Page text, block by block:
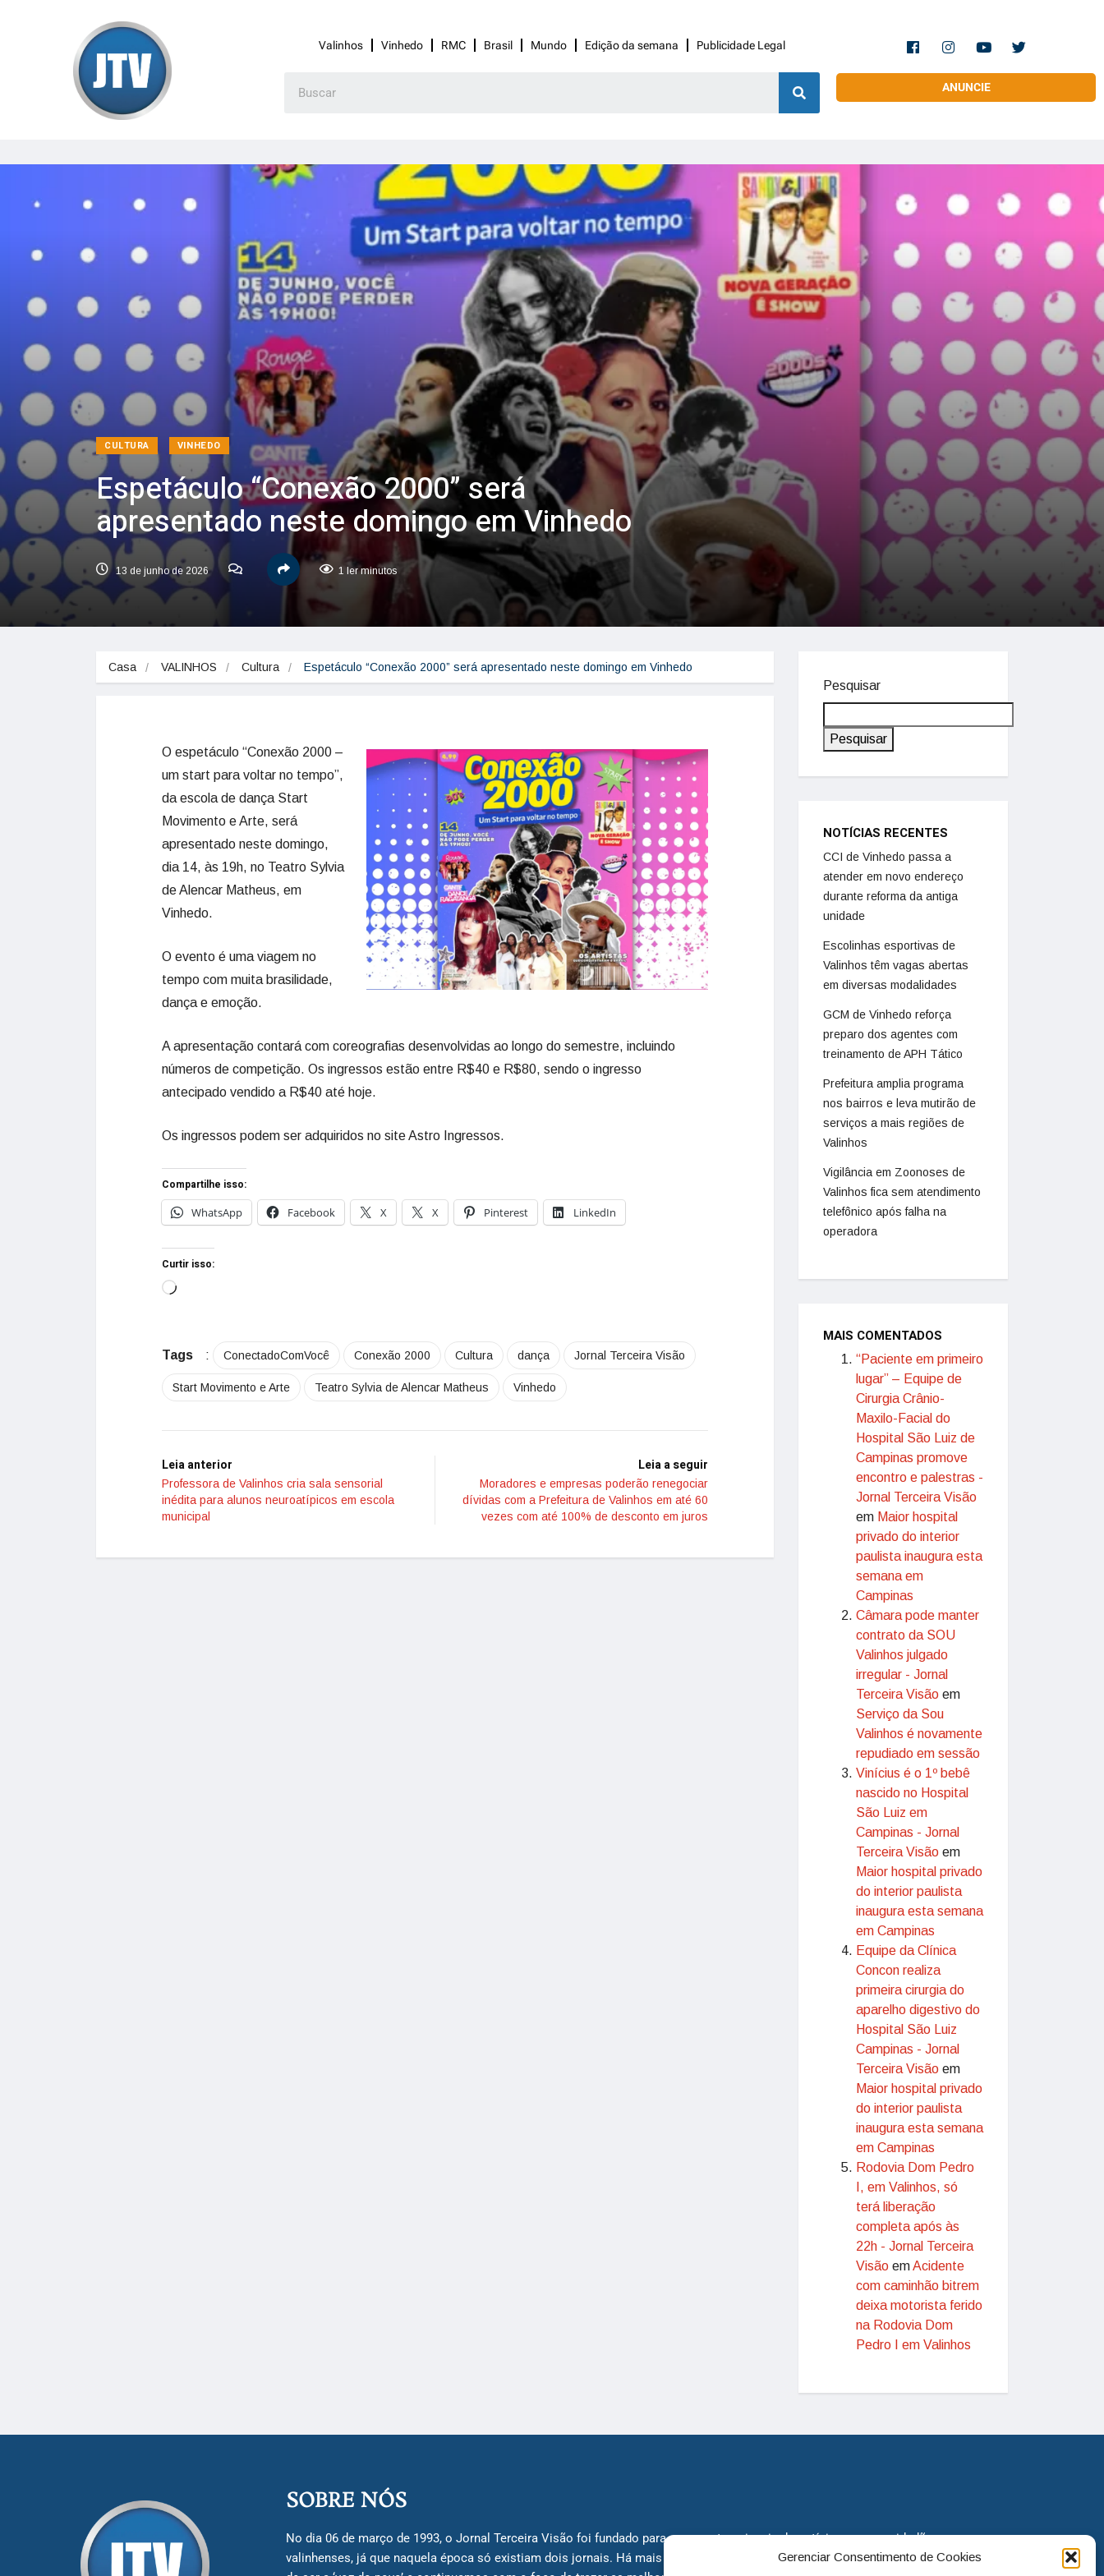
Gerenciar Consentimento de Cookies
Valinhos Vinhedo RMC Brasil Mundo Edição da semana Publicidade Legal
ANUNCIE
CULTURA VINHEDO
Espetáculo “Conexão 2000” será
apresentado neste domingo em Vinhedo
13 de junho de 2026 1 ler minutos
Casa VALINHOS Cultura Espetáculo “Conexão 2000” será apresentado neste domingo em Vinhedo
O espetáculo “Conexão 2000 –
um start para voltar no tempo”,
da escola de dança Start
Movimento e Arte, será
apresentado neste domingo,
dia 14, às 19h, no Teatro Sylvia
de Alencar Matheus, em
Vinhedo.
O evento é uma viagem no
tempo com muita brasilidade,
dança e emoção.
A apresentação contará com coreografias desenvolvidas ao longo do semestre, incluindo
números de competição. Os ingressos estão entre R$40 e R$80, sendo o ingresso
antecipado vendido a R$40 até hoje.
Os ingressos podem ser adquiridos no site Astro Ingressos.
Compartilhe isso:
WhatsApp
Facebook X X Pinterest LinkedIn
Curtir isso:
Tags : ConectadoComVocê Conexão 2000 Cultura dança Jornal Terceira Visão
Start Movimento e Arte Teatro Sylvia de Alencar Matheus Vinhedo
Leia anterior
Professora de Valinhos cria sala sensorial
inédita para alunos neuroatípicos em escola
municipal
Leia a seguir
Moradores e empresas poderão renegociar
dívidas com a Prefeitura de Valinhos em até 60
vezes com até 100% de desconto em juros
Pesquisar
Pesquisar
NOTÍCIAS RECENTES
CCI de Vinhedo passa a
atender em novo endereço
durante reforma da antiga
unidade
Escolinhas esportivas de
Valinhos têm vagas abertas
em diversas modalidades
GCM de Vinhedo reforça
preparo dos agentes com
treinamento de APH Tático
Prefeitura amplia programa
nos bairros e leva mutirão de
serviços a mais regiões de
Valinhos
Vigilância em Zoonoses de
Valinhos fica sem atendimento
telefônico após falha na
operadora
MAIS COMENTADOS
“Paciente em primeiro
lugar” – Equipe de
Cirurgia Crânio-
Maxilo-Facial do
Hospital São Luiz de
Campinas promove
encontro e palestras -
Jornal Terceira Visão
em Maior hospital
privado do interior
paulista inaugura esta
semana em
Campinas
Câmara pode manter
contrato da SOU
Valinhos julgado
irregular - Jornal
Terceira Visão em
Serviço da Sou
Valinhos é novamente
repudiado em sessão
Vinícius é o 1º bebê
nascido no Hospital
São Luiz em
Campinas - Jornal
Terceira Visão em
Maior hospital privado
do interior paulista
inaugura esta semana
em Campinas
Equipe da Clínica
Concon realiza
primeira cirurgia do
aparelho digestivo do
Hospital São Luiz
Campinas - Jornal
Terceira Visão em
Maior hospital privado
do interior paulista
inaugura esta semana
em Campinas
Rodovia Dom Pedro
I, em Valinhos, só
terá liberação
completa após às
22h - Jornal Terceira
Visão emAcidente
com caminhão bitrem
deixa motorista ferido
na Rodovia Dom
Pedro I em Valinhos
SOBRE NÓS
No dia 06 de março de 1993, o Jornal Terceira Visão foi fundado para ser uma terceira via de notícias para os cidadãos
valinhenses, já que naquela época só existiam dois jornais. Há mais de 30 anos, o jornal continua assumindo o papel